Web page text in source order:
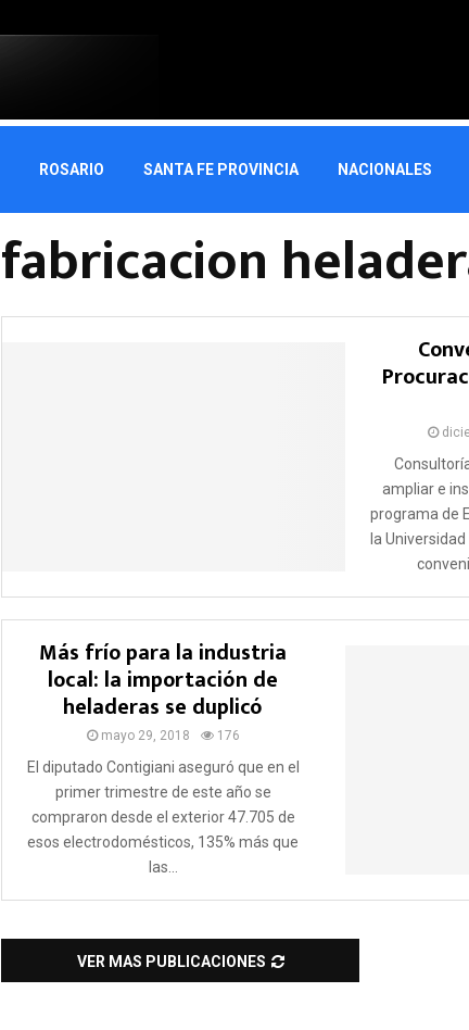
ROSARIO SANTA FE PROVINCIA NACIONALES
fabricacion
ampliar e
programa de
la
Más frío para la industria
local: la importación de
heladeras se duplicó
mayo 29, 2018 176
El diputado Contigiani aseguró que en el
primer trimestre de este año se
compraron desde el exterior 47.705 de
esos electrodomésticos, 135% más que
las...
VER MAS PUBLICACIONES